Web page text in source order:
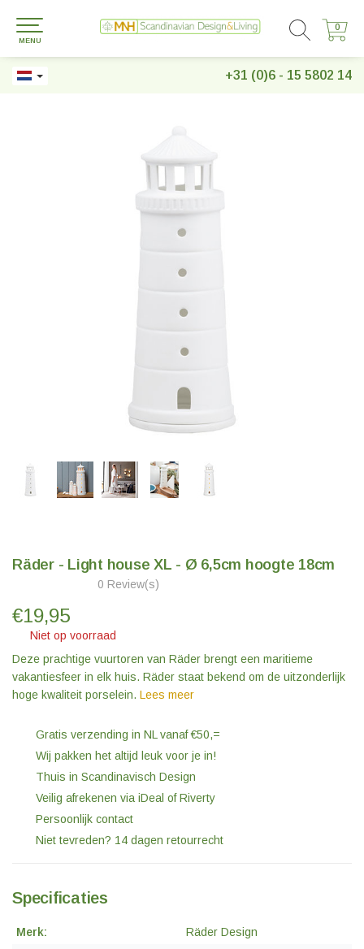
+31 (0)6 - 15 5802 14
0
0
MENU
Räder - Light house XL - Ø 6,5cm hoogte 18cm
0 Review(s)
€19,95
Niet op voorraad
Deze prachtige vuurtoren van Räder brengt een maritieme
vakantiesfeer in elk huis. Räder staat bekend om de uitzonderlijk
hoge kwaliteit porselein. Lees meer
Gratis verzending in NL vanaf €50,=
Wij pakken het altijd leuk voor je in!
Thuis in Scandinavisch Design
Veilig afrekenen via iDeal of Riverty
Persoonlijk contact
Niet tevreden? 14 dagen retourrecht
Specificaties
Merk:
Räder Design